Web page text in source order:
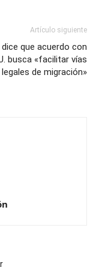
Artículo siguiente
dice que acuerdo con
busca «facilitar vías
legales de migración»